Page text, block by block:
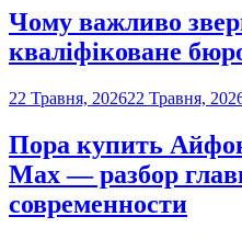
Чому важливо
кваліфіковане
22 Травня, 202622 Травня,
Пора купить
Max — разбор
современности